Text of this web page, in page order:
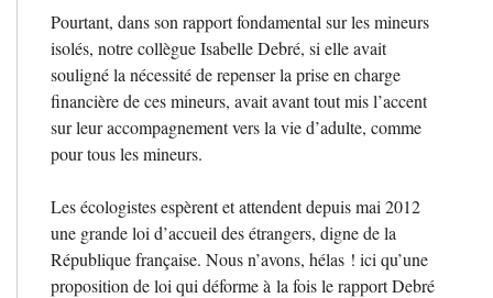
Pourtant, dans son rapport fondamental sur les mineurs
isolés, notre collègue Isabelle Debré, si elle avait
souligné la nécessité de repenser la prise en charge
financière de ces mineurs, avait avant tout mis l’accent
sur leur accompagnement vers la vie d’adulte, comme
pour tous les mineurs.
Les écologistes espèrent et attendent depuis mai 2012
une grande loi d’accueil des étrangers, digne de la
République française. Nous n’avons, hélas ! ici qu’une
proposition de loi qui déforme à la fois le rapport Debré